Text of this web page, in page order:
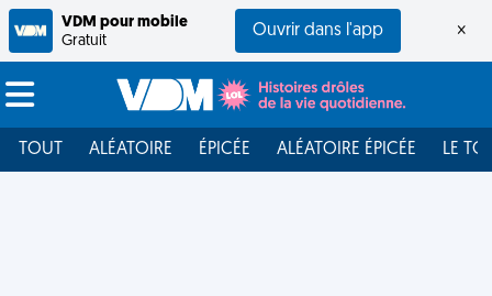
VDM pour mobile
Gratuit
Ouvrir dans l'app ×
TOUT ALÉATOIRE ÉPICÉE ALÉATOIRE ÉPICÉE LE